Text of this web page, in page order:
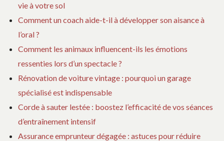
vie à votre sol
Comment un coach aide-t-il à développer son aisance à
l’oral ?
Comment les animaux influencent-ils les émotions
ressenties lors d’un spectacle ?
Rénovation de voiture vintage : pourquoi un garage
spécialisé est indispensable
Corde à sauter lestée : boostez l’efficacité de vos séances
d’entraînement intensif
Assurance emprunteur dégagée : astuces pour réduire